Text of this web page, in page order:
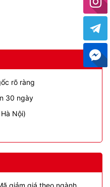
rõ ràng
30 ngày
Nội)